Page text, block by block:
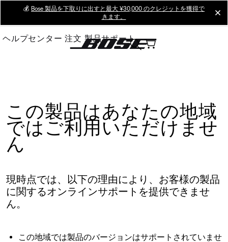
Main
💰 Bose 製品を下取りに出すと最大 ¥30,000 のクレジットを獲得で
きます。
ヘルプセンター 注文 製品サポート
この製品はあなたの地域
ではご利用いただけませ
ん
現時点では、以下の理由により、お客様の製品
に関するオンラインサポートを提供できませ
ん。
この地域では製品のバージョンはサポートされていませ